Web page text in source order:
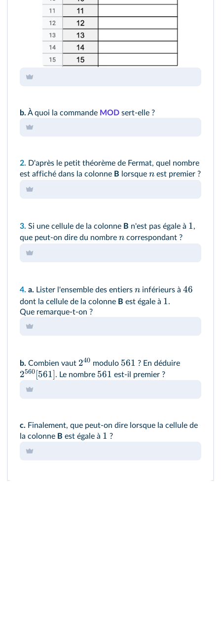
b. À quoi la commande MOD sert‑elle ?
2. D'après le petit théorème de Fermat, quel nombre
est affiché dans la colonne B lorsque n est premier ?
3. Si une cellule de la colonne B n'est pas égale à 1,
que peut‑on dire du nombre n correspondant ?
4. a. Lister l'ensemble des entiers n inférieurs à 46
dont la cellule de la colonne B est égale à 1.
Que remarque‑t‑on ?
b. Combien vaut 240 modulo 561 ? En déduire
2560 [561]. Le nombre 561 est‑il premier ?
c. Finalement, que peut‑on dire lorsque la cellule de
la colonne B est égale à 1 ?